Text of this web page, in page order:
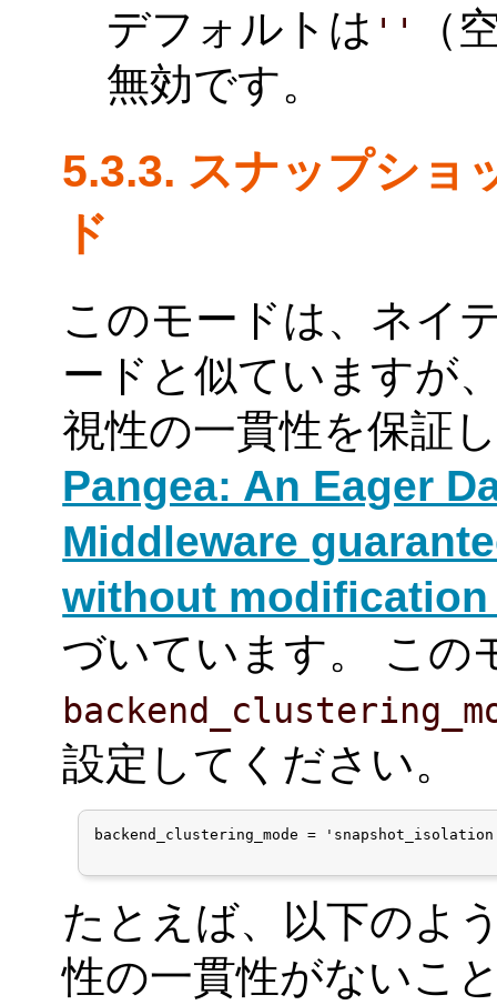
デフォルトは ''
（
無効です。
5.3.3. スナップショ
ド
このモードは、ネイ
ードと似ていますが
視性の一貫性を保証
Pangea: An Eager
Middleware
without modification
づいています。 この
設定してください。
backend_clustering_mode =
たとえば、以下のよ
性の一貫性がないこ